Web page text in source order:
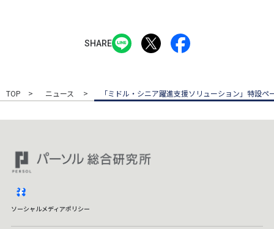
SHARE
TOP ニュース 「ミドル・シニア躍進支援ソリューション」特設ペ
ソーシャルメディアポリシー